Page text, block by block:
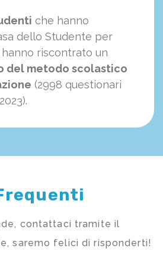
che hanno
dello Studente per
riscontrato un
del metodo scolastico
(2998 questionari
contattaci tramite il
saremo felici di risponderti!